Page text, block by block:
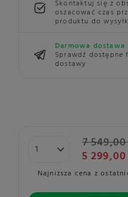
Skontaktuj się z
oszacować czas
produktu do
Darmowa dostawa
Sprawdź
dostawy
7 549,00
5 299,00
Najniższa cena z